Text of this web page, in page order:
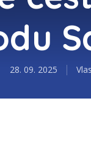
28. 09. 2025